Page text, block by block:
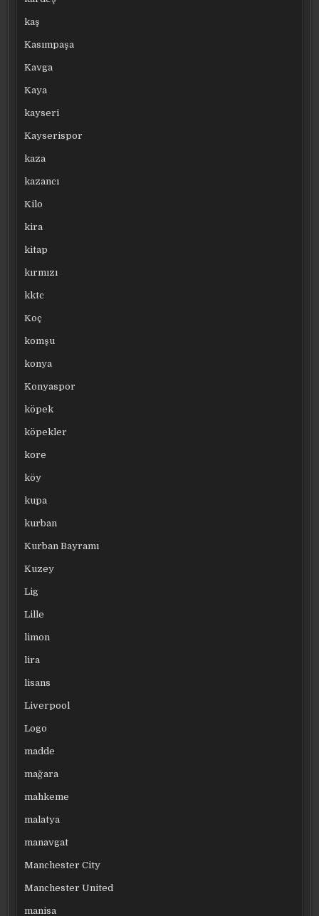
kaş
Kasımpaşa
Kavga
Kaya
kayseri
Kayserispor
kaza
kazancı
Kilo
kira
kitap
kırmızı
kktc
Koç
komşu
konya
Konyaspor
köpek
köpekler
kore
köy
kupa
kurban
Kurban Bayramı
Kuzey
Lig
Lille
limon
lira
lisans
Liverpool
Logo
madde
mağara
mahkeme
malatya
manavgat
Manchester City
Manchester United
manisa